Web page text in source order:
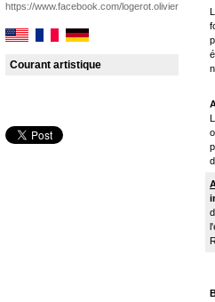
https://www.facebook.com/logerot.olivier
Courant artistique